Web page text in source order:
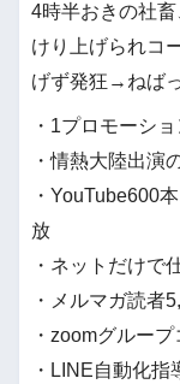
4時半おきの社
けり上げられコ
げず発狂→ねば
・1プロモーシ
・情熱大陸出演
・YouTube600
放
・ネットだけで
・メルマガ読者
・zoomグルー
・LINE自動化指